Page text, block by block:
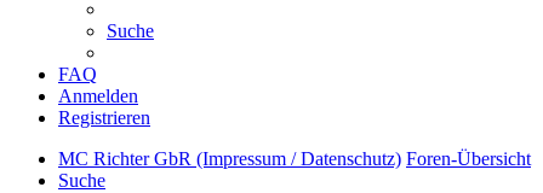
Suche
FAQ
Anmelden
Registrieren
MC Richter GbR (Impressum / Datenschutz) Foren-Übersicht
Suche